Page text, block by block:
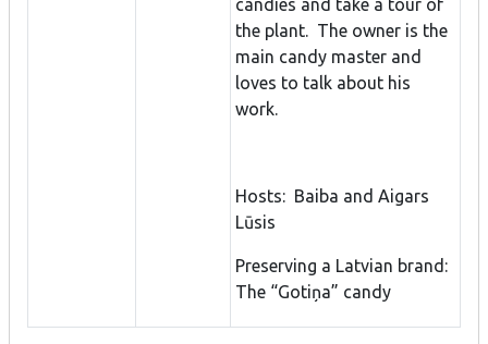
candies and take a tour of
the plant. The owner is the
main candy master and
loves to talk about his
work.
Hosts: Baiba and Aigars
Lūsis
Preserving a Latvian brand:
The “Gotiņa” candy